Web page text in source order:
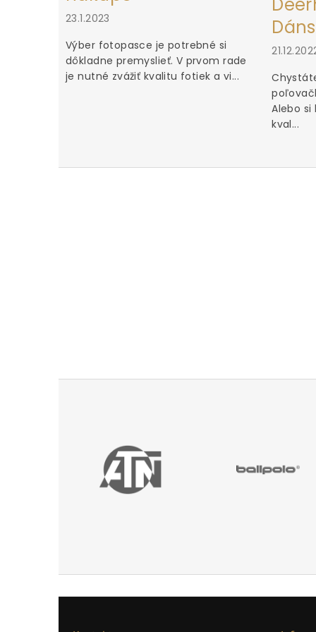
23.1.2023
Výber fotopasce je potrebné si
dôkladne premyslieť. V prvom rade
je nutné zvážiť kvalitu fotiek a vi...
Alebo
kval...